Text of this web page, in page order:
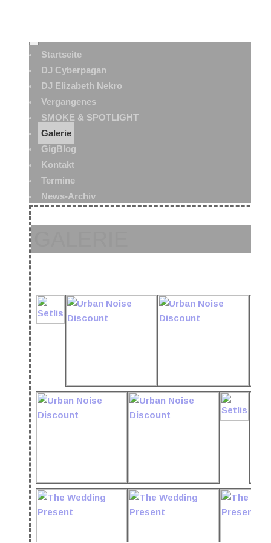
Startseite
DJ Cyberpagan
DJ Elizabeth Nekro
Vergangenes
SMOKE & SPOTLIGHT
Galerie
GigBlog
Kontakt
Termine
News-Archiv